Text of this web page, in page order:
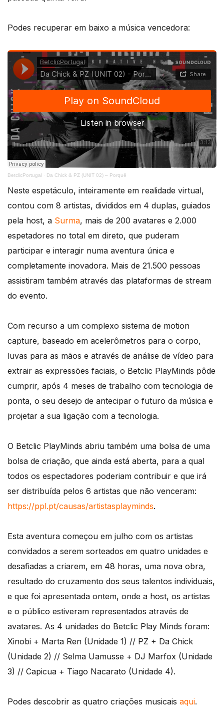
Podes recuperar em baixo a música vencedora:
BetclicPortugal · Da Chick & PZ (UNIT 02) – Porquê
Neste espetáculo, inteiramente em realidade virtual,
contou com 8 artistas, divididos em 4 duplas, guiados
pela host, a Surma, mais de 200 avatares e 2.000
espetadores no total em direto, que puderam
participar e interagir numa aventura única e
completamente inovadora. Mais de 21.500 pessoas
assistiram também através das plataformas de stream
do evento.
Com recurso a um complexo sistema de motion
capture, baseado em acelerômetros para o corpo,
luvas para as mãos e através de análise de vídeo para
extrair as expressões faciais, o Betclic PlayMinds pôde
cumprir, após 4 meses de trabalho com tecnologia de
ponta, o seu desejo de antecipar o futuro da música e
projetar a sua ligação com a tecnologia.
O Betclic PlayMinds abriu também uma bolsa de uma
bolsa de criação, que ainda está aberta, para a qual
todos os espectadores poderiam contribuir e que irá
ser distribuída pelos 6 artistas que não venceram:
https://ppl.pt/causas/artistasplayminds.
Esta aventura começou em julho com os artistas
convidados a serem sorteados em quatro unidades e
desafiadas a criarem, em 48 horas, uma nova obra,
resultado do cruzamento dos seus talentos individuais,
e que foi apresentada ontem, onde a host, os artistas
e o público estiveram representados através de
avatares. As 4 unidades do Betclic Play Minds foram:
Xinobi + Marta Ren (Unidade 1) // PZ + Da Chick
(Unidade 2) // Selma Uamusse + DJ Marfox (Unidade
3) // Capicua + Tiago Nacarato (Unidade 4).
Podes descobrir as quatro criações musicais aqui.